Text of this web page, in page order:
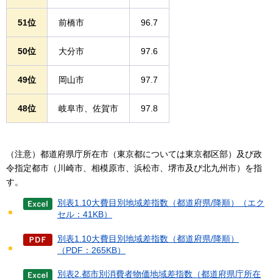
51位 前橋市 96.7
50位 大分市 97.6
49位 岡山市 97.7
48位 岐阜市、佐賀市 97.8
（注意）都道府県庁所在市（東京都については東京都区部）及び政
令指定都市（川崎市、相模原市、浜松市、堺市及び北九州市）を指
す。
別表1.10大費目別地域差指数（都道府県/降順）（エク
セル：41KB）
別表1.10大費目別地域差指数（都道府県/降順）
（PDF：265KB）
別表2.都市別消費者物価地域差指数（都道府県庁所在